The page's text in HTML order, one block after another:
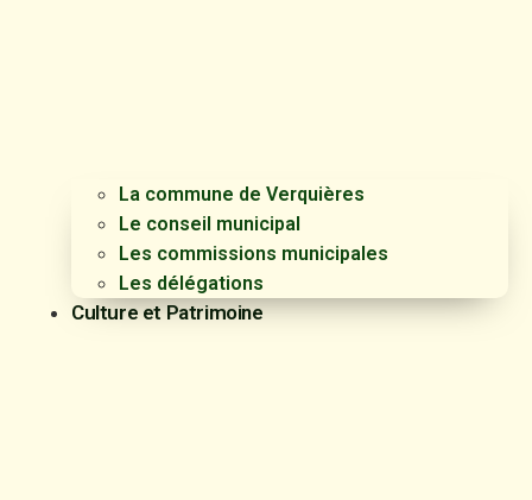
La commune de Verquières
Le conseil municipal
Les commissions municipales
Les délégations
Culture et Patrimoine